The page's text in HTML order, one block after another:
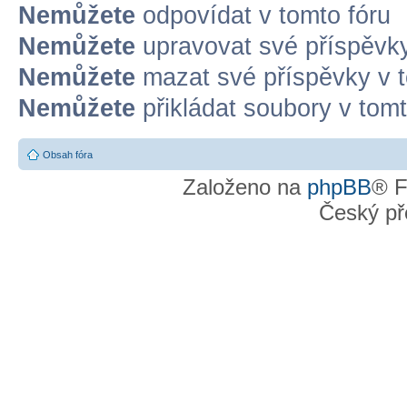
Nemůžete odpovídat v tomto fóru
Nemůžete upravovat své
Nemůžete mazat své příspěvky v
Nemůžete přikládat soubory v
Obsah fóra
Založeno na phpBB®
Český